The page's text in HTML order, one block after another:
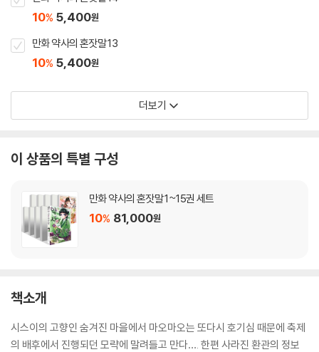
10% 5,400원
만화 약사의 혼잣말 13
10% 5,400원
더보기
이 상품의 특별 구성
만화 약사의 혼잣말 1~15권 세트
10% 81,000원
책소개
시스이의 고향인 숨겨진 마을에서 마오마오는 또다시 호기심 때문에 축제
의 배후에서 진행되던 모략에 말려들고 만다…. 한편 사라진 환관의 정보